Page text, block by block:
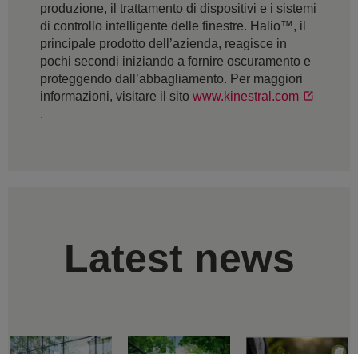
produzione, il trattamento di dispositivi e i sistemi
di controllo intelligente delle finestre. Halio™, il
principale prodotto dell’azienda, reagisce in
pochi secondi iniziando a fornire oscuramento e
proteggendo dall’abbagliamento. Per maggiori
informazioni, visitare il sito www.kinestral.com
.
Latest news